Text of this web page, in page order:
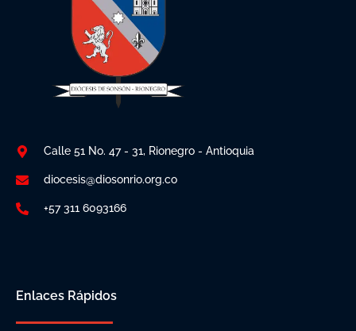
Calle 51 No. 47 - 31, Rionegro - Antioquia
diocesis@diosonrio.org.co
+57 311 6093166
Enlaces Rápidos